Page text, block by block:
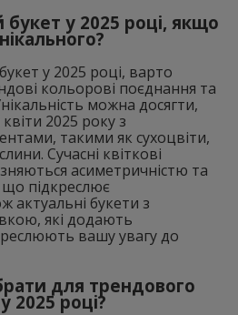
у 2025 році, якщо
у 2025 році, варто
кольорові поєднання та
можна досягти,
2025 року з
такими як сухоцвіти,
Сучасні квіткові
асиметричністю та
підкреслює
актуальні букети з
які додають
вашу увагу до
для трендового
2025 році?